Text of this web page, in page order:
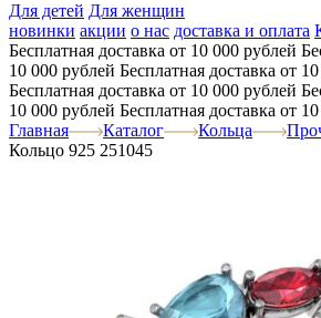
Для детей Для женщин
новинки акции о нас доставка и оплата
Бесплатная доставка от 10 000 рублей
10 000 рублей Бесплатная доставка от
Бесплатная доставка от 10 000 рублей
10 000 рублей Бесплатная доставка от
Главная
Каталог Кольца
Кольцо 925 251045